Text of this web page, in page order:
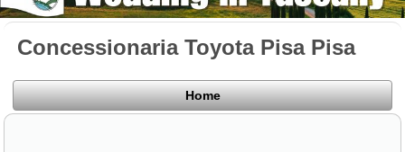
Concessionaria Toyota Pisa Pisa
Home